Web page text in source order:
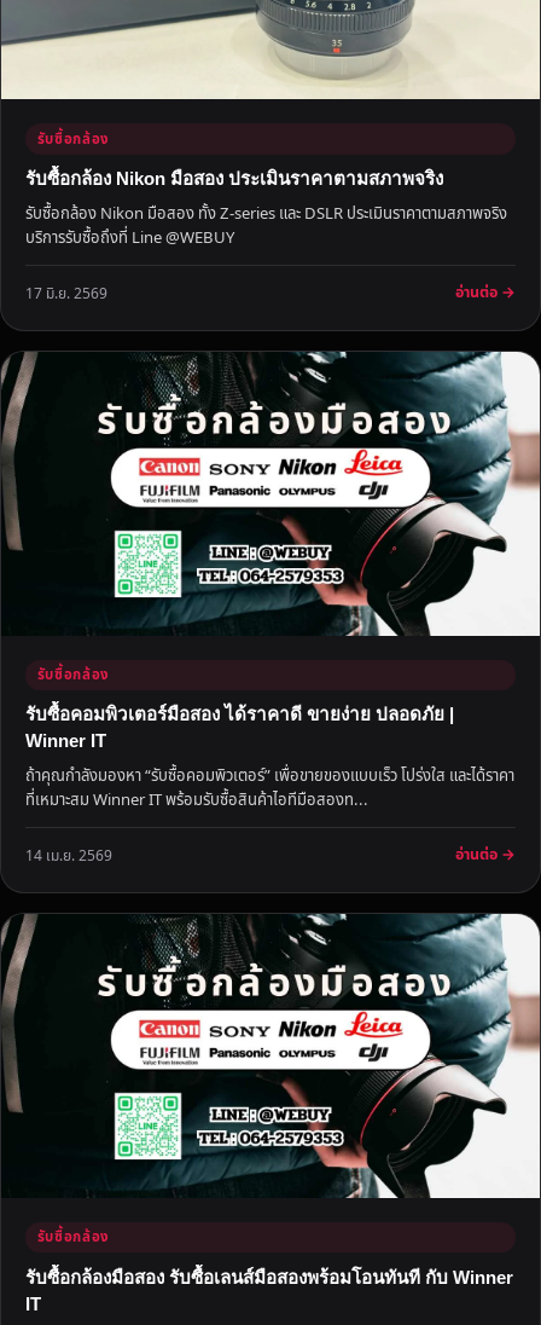
J
L
M
รับซื้อกล้อง
รับซื้อกล้อง Nikon มือสอง ประเมินราคาตามสภาพจริง
รับซื้อกล้อง Nikon มือสอง ทั้ง Z-series และ DSLR ประเมินราคาตามสภาพจริง
บริการรับซื้อถึงที่ Line @WEBUY
17 มิ.ย. 2569 อ่านต่อ →
รับซื้อกล้อง
รับซื้อคอมพิวเตอร์มือสอง ได้ราคาดี ขายง่าย ปลอดภัย |
Winner IT
ถ้าคุณกำลังมองหา “รับซื้อคอมพิวเตอร์” เพื่อขายของแบบเร็ว โปร่งใส และได้ราคา
ที่เหมาะสม Winner IT พร้อมรับซื้อสินค้าไอทีมือสองท...
14 เม.ย. 2569 อ่านต่อ →
รับซื้อกล้อง
รับซื้อกล้องมือสอง รับซื้อเลนส์มือสองพร้อมโอนทันที กับ Winner
IT